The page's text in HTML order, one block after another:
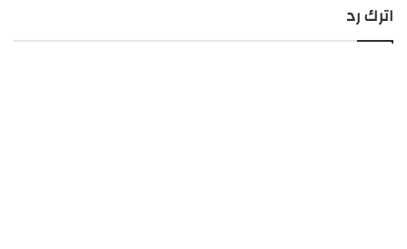
اترك رد